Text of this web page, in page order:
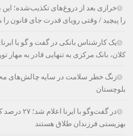
خرازی بعد از دروغ‌های تکذیب‌شده؛
را پیچید / وقتی رویای قدرت جای قانون را
یک کارشناس بانکی در گفت و گو با
کلان، بانک مرکزی به تنهایی قادر به مهار
زنگ خطر سلامت در سایه چالش‌های
بلوچستان
در گفت‌وگو
بهزیستی فرزندان طلاق هستند